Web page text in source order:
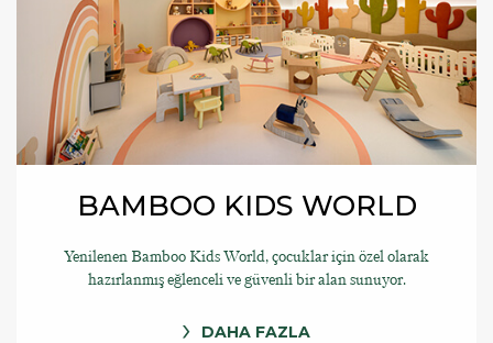
BAMBOO KIDS WORLD
Yenilenen Bamboo Kids World, çocuklar için özel olarak
hazırlanmış eğlenceli ve güvenli bir alan sunuyor.
DAHA FAZLA